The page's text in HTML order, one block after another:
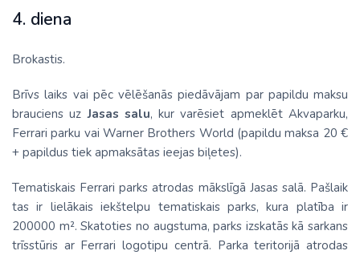
4. diena
Brokastis.
Brīvs laiks vai pēc vēlēšanās piedāvājam par papildu maksu
brauciens uz Jasas salu, kur varēsiet apmeklēt Akvaparku,
Ferrari parku vai Warner Brothers World (papildu maksa 20 €
+ papildus tiek apmaksātas ieejas biļetes).
Tematiskais Ferrari parks atrodas mākslīgā Jasas salā. Pašlaik
tas ir lielākais iekštelpu tematiskais parks, kura platība ir
200000 m². Skatoties no augstuma, parks izskatās kā sarkans
trīsstūris ar Ferrari logotipu centrā. Parka teritorijā atrodas